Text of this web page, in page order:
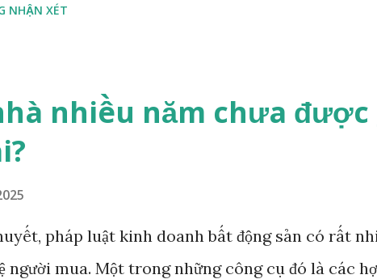
NHẬN XÉT
nhiều năm chưa được
pháp luật kinh doanh bất động sản có rất
người mua. Một trong những công cụ đó là các